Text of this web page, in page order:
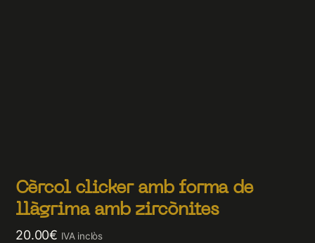
Cèrcol clicker amb forma de
llàgrima amb zircònites
20.00€ IVA inclòs